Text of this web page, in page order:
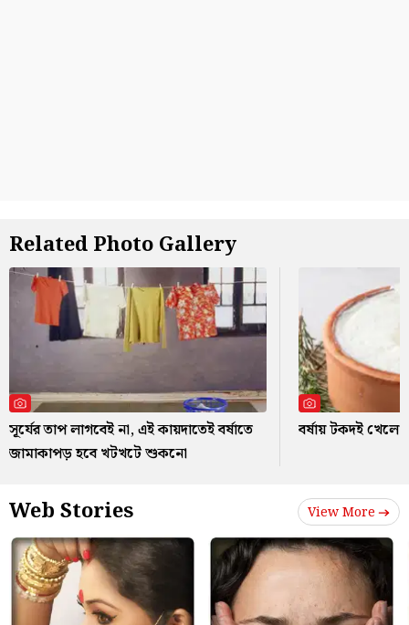
Related Photo Gallery
সূর্যের তাপ লাগবেই না, এই কায়দাতেই বর্ষাতে
জামাকাপড় হবে খটখটে শুকনো
বর্ষায় টকদই খেলে
Web Stories View More